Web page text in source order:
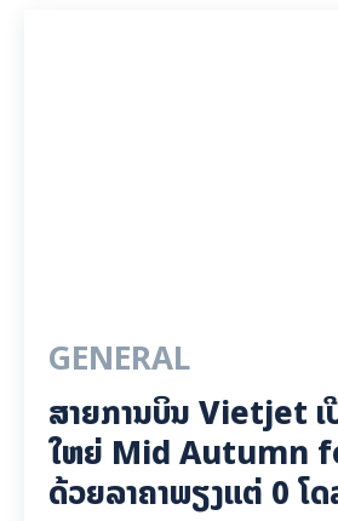
GENERAL
ສາຍການບິນ Vietjet ເ
ໃຫຍ່ Mid Autumn
ດ້ວຍລາຄາພຽງແຕ່ 0 ໂດ